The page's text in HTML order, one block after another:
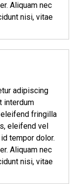
Aliquam nec
nisi, vitae
adipiscing
interdum
eleifend fringilla
eleifend vel
tempor dolor.
Aliquam nec
nisi, vitae